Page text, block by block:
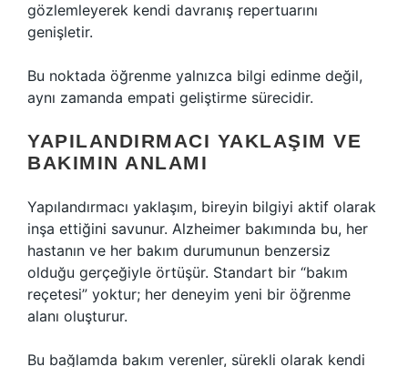
gözlemleyerek kendi davranış repertuarını
genişletir.
Bu noktada öğrenme yalnızca bilgi edinme değil,
aynı zamanda empati geliştirme sürecidir.
YAPILANDIRMACI YAKLAŞIM VE
BAKIMIN ANLAMI
Yapılandırmacı yaklaşım, bireyin bilgiyi aktif olarak
inşa ettiğini savunur. Alzheimer bakımında bu, her
hastanın ve her bakım durumunun benzersiz
olduğu gerçeğiyle örtüşür. Standart bir “bakım
reçetesi” yoktur; her deneyim yeni bir öğrenme
alanı oluşturur.
Bu bağlamda bakım verenler, sürekli olarak kendi